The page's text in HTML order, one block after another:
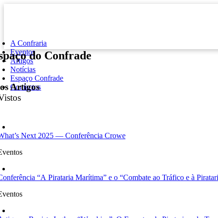
A Confraria
Eventos
Artigos
Notícias
Espaço Confrade
Contactos
do Confrade
Artigos
Next 2025 — Conferência Crowe
“A Pirataria Marítima” e o “Combate ao Tráfico e à